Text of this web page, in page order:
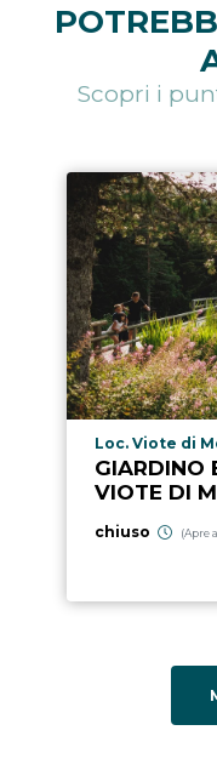
Scopri i
Località
Loc. Viote di
GIARDINO
VIOTE DI
chiuso (Apre